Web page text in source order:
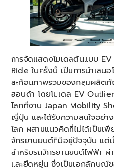
การจัดแสดงโมเดลต้นแบบ
Ride ในครั้งนี้ เป็นการนำเสน
สะท้อนภาพรวมของกลุ่มผลิต
ฮอนด้า โดยโมเดล EV
โลกที่งาน Japan Mobility
ญี่ปุ่น และได้รับความสนใจอย่า
โลก ผสานแนวคิดที่ไม่ได้เป็นเ
จักรยานยนต์ที่มีอยู่ปัจจุบัน แต่เ
สำหรับรถจักรยานยนต์ไฟฟ้า ผ่
และยืดหยุ่น ซึ่งเป็นเอกลักษณ์